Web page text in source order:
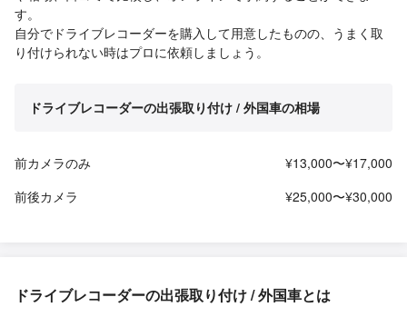
す。
自分でドライブレコーダーを購入して用意したものの、うまく取
り付けられない時はプロに依頼しましょう。
ドライブレコーダーの出張取り付け / 外国車の相場
前カメラのみ
¥13,000〜¥17,000
前後カメラ
¥25,000〜¥30,000
ドライブレコーダーの出張取り付け / 外国車とは